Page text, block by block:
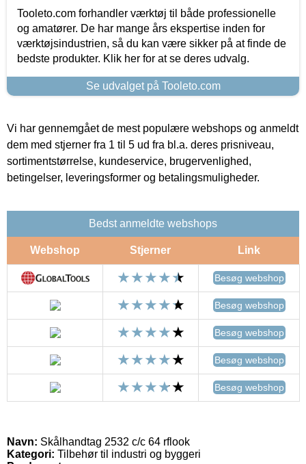
Tooleto.com forhandler værktøj til både professionelle
og amatører. De har mange års ekspertise inden for
værktøjsindustrien, så du kan være sikker på at finde de
bedste produkter. Klik her for at se deres udvalg.
Se udvalget på Tooleto.com
Vi har gennemgået de mest populære webshops og anmeldt
dem med stjerner fra 1 til 5 ud fra bl.a. deres prisniveau,
sortimentstørrelse, kundeservice, brugervenlighed,
betingelser, leveringsformer og betalingsmuligheder.
Bedst anmeldte webshops
Webshop Stjerner Link
Besøg webshop
Besøg webshop
Besøg webshop
Besøg webshop
Besøg webshop
Navn: Skålhandtag 2532 c/c 64 rflook
Kategori: Tilbehør til industri og byggeri